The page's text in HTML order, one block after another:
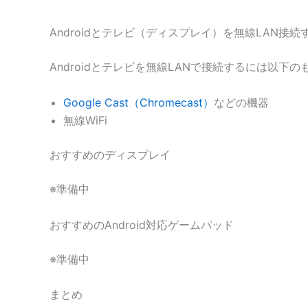
Androidとテレビ（ディスプレイ）を無線LAN接続
Androidとテレビを無線LANで接続するには以下の
Google Cast（Chromecast） などの機器
無線WiFi
おすすめのディスプレイ
※準備中
おすすめのAndroid対応ゲームパッド
※準備中
まとめ